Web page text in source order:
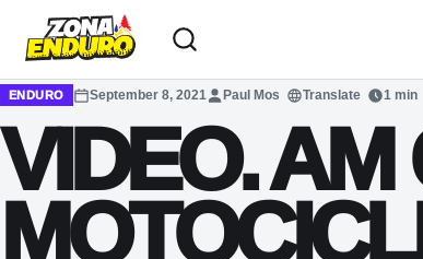
Sari la conținut
ENDURO September 8, 2021 Paul Mos Translate 1 min
VIDEO. AM